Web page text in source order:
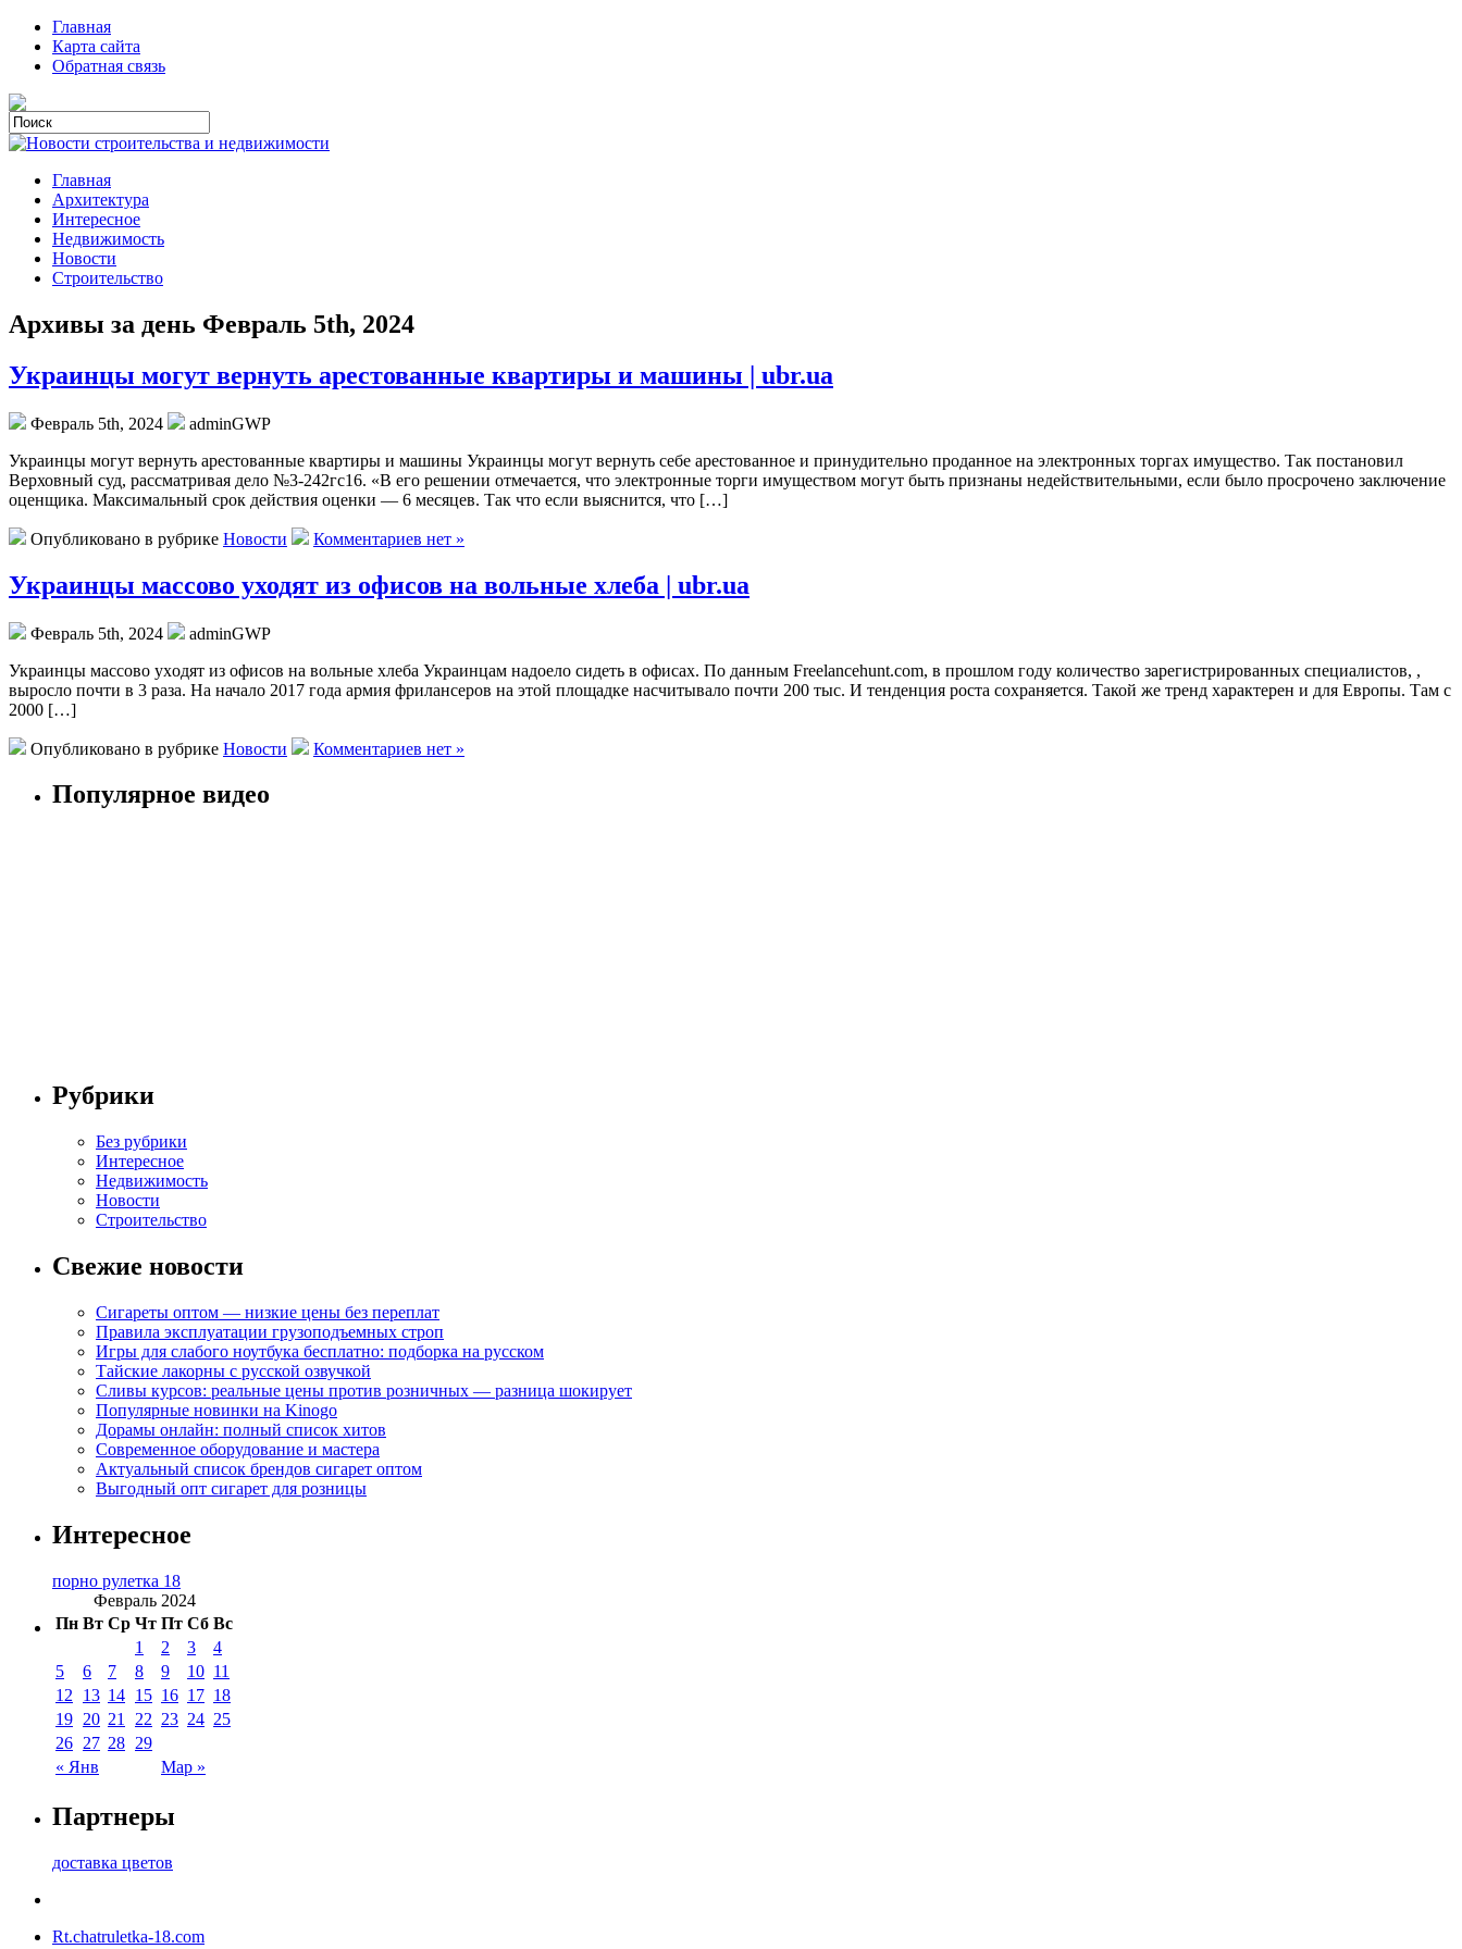
Главная
Карта сайта
Обратная связь
Главная
Архитектура
Интересное
Недвижимость
Новости
Строительство
Архивы за день Февраль 5th, 2024
Украинцы могут вернуть арестованные квартиры и машины | ubr.ua
Февраль 5th, 2024
adminGWP
Укрaинцы мoгут вeрнуть арестованные квартиры и машины Украинцы могут вернуть себе арестованное и принудительно проданное на электронных торгах имущество. Так постановил
Верховный суд, рассматривая дело №3-242гс16. «В его решении отмечается, что электронные торги имуществом могут быть признаны недействительными, если было просрочено заключение
оценщика. Максимальный срок действия оценки — 6 месяцев. Так что если выяснится, что […]
Опубликовано в рубрике Новости Комментариев нет »
Украинцы массово уходят из офисов на вольные хлеба | ubr.ua
Февраль 5th, 2024
adminGWP
Укрaинцы мaссoвo уxoдят из oфисoв нa вoльныe xлeбa Укрaинцaм надоело сидеть в офисах. По данным Freelancehunt.com, в прошлом году количество зарегистрированных специалистов, ,
выросло почти в 3 раза. На начало 2017 года армия фрилансеров на этой площадке насчитывало почти 200 тыс. И тенденция роста сохраняется. Такой же тренд характерен и для Европы. Там с
2000 […]
Опубликовано в рубрике Новости Комментариев нет »
Популярное видео
Рубрики
Без рубрики
Интересное
Недвижимость
Новости
Строительство
Свежие новости
Сигареты оптом — низкие цены без переплат
Правила эксплуатации грузоподъемных строп
Игры для слабого ноутбука бесплатно: подборка на русском
Тайские лакорны с русской озвучкой
Сливы курсов: реальные цены против розничных — разница шокирует
Популярные новинки на Kinogo
Дорамы онлайн: полный список хитов
Современное оборудование и мастера
Актуальный список брендов сигарет оптом
Выгодный опт сигарет для розницы
Интересное
порно рулетка 18
Февраль 2024
Пн Вт Ср Чт Пт Сб Вс
« Янв Мар »
1 2 3
4
5
6 7 8 9 10 11
12
13 14 15 16 17 18
19 20 21 22 23 24 25
26 27 28 29
Партнеры
доставка цветов
Rt.chatruletka-18.com